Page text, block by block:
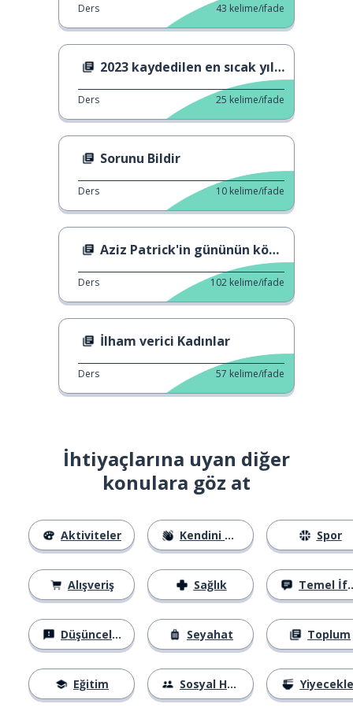
Ders 43 kelime/ifade
2023 kaydedilen en sıcak yıl oldu
Ders 25 kelime/ifade
Sorunu Bildir
Ders 10 kelime/ifade
Aziz Patrick'in gününün kökeni
Ders 102 kelime/ifade
İlham verici Kadınlar
Ders 57 kelime/ifade
İhtiyaçlarına uyan diğer
konulara göz at
Aktiviteler
Alışveriş
Düşünceler
Eğitim
Kendini Tanıtma
Sağlık
Seyahat
Sosyal Hayat
Spor
Temel İfadeler
Toplum